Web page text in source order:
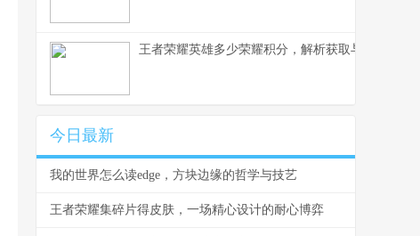
王者荣耀英雄多少荣耀积分，解析获取与使用之道
今日最新
我的世界怎么读edge，方块边缘的哲学与技艺
王者荣耀集碎片得皮肤，一场精心设计的耐心博弈